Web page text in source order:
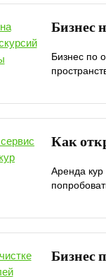
Бизнес
Бизнес по
Как
Аренда
Бизнес